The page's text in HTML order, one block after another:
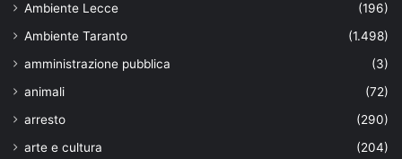
Ambiente Lecce
(196)
Ambiente Taranto
(1.498)
amministrazione pubblica
(3)
animali
(72)
arresto
(290)
arte e cultura
(204)